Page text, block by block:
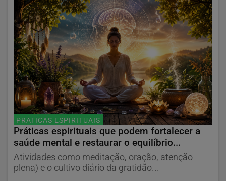
PRATICAS ESPIRITUAIS
Práticas espirituais que podem fortalecer a
saúde mental e restaurar o equilíbrio...
Atividades como meditação, oração, atenção
plena) e o cultivo diário da gratidão...